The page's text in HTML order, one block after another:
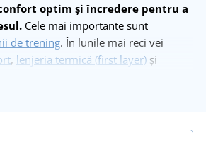
optim și încredere pentru a
Cele mai importante sunt
de trening. În lunile mai reci vei
, lenjeria termică (first layer) și
inclusiv
de